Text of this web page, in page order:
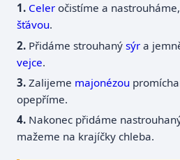
Celer očistíme a
šťávou.
Přidáme strouhanýsýr a
vejce.
Zalijeme majonézou
opepříme.
Nakonec přidáme
mažeme na krajíčky chleba.